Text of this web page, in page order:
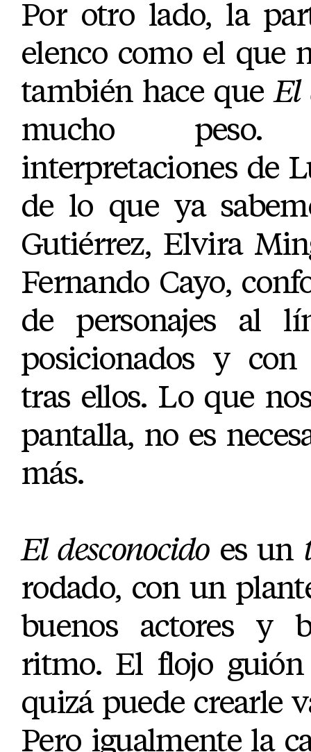
Por otro lado, la
elenco como el que
también hace queEl
mucho
interpretaciones de
de lo que ya
Gutiérrez, Elvira
Fernando Cayo,
de personajes al
posicionados y
tras ellos. Lo que
pantalla, no es
más.
El desconocidoes un
rodado, con un
buenos actores y
ritmo. El flojo
quizá puede crearle
Pero igualmente la